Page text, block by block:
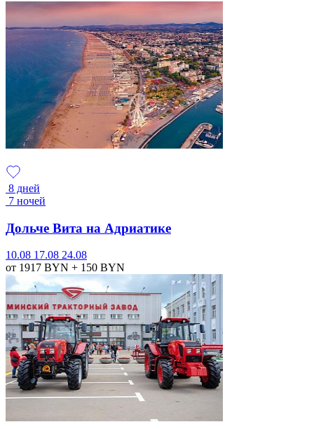
8 дней
7 ночей
Дольче Вита на Адриатике
10.08 17.08 24.08
от 1917 BYN + 150 BYN